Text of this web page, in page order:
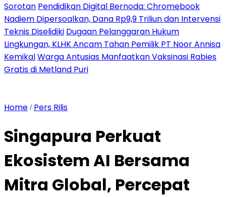
Sorotan Pendidikan Digital Bernoda: Chromebook
Nadiem Dipersoalkan, Dana Rp9,9 Triliun dan Intervensi
Teknis Diselidiki Dugaan Pelanggaran Hukum
Lingkungan, KLHK Ancam Tahan Pemilik PT Noor Annisa
KemikalWarga Antusias Manfaatkan Vaksinasi Rabies
Gratis di Metland Puri
Home / Pers Rilis
Singapura Perkuat
Ekosistem AI Bersama
Mitra Global, Percepat